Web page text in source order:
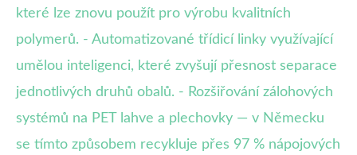
které lze znovu použít pro výrobu kvalitních
polymerů. - Automatizované třídicí linky využívající
umělou inteligenci, které zvyšují přesnost separace
jednotlivých druhů obalů. - Rozšiřování zálohových
systémů na PET lahve a plechovky — v Německu
se tímto způsobem recykluje přes 97 % nápojových